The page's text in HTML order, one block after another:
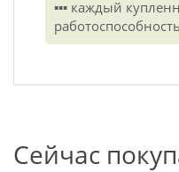
▪️▪️▪️ каждый
работоспособность
Сейчас